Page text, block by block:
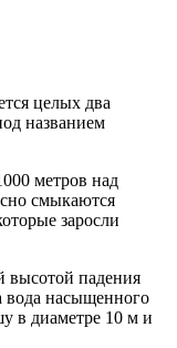
целых два
названием
метров над
смыкаются
заросли
высотой падения
насыщенного
в диаметре 10 м и